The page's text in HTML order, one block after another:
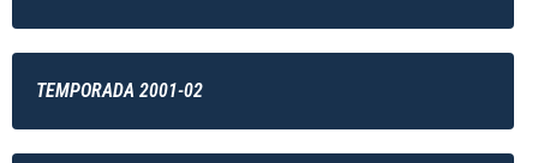
TEMPORADA 2001-02